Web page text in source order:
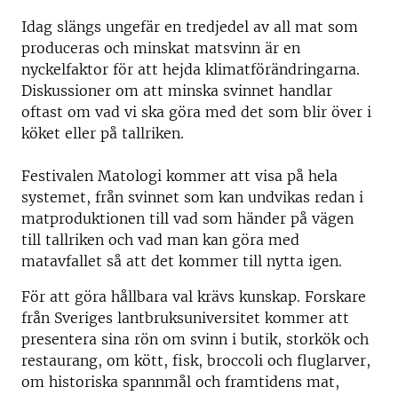
Idag slängs ungefär en tredjedel av all mat som
produceras och minskat matsvinn är en
nyckelfaktor för att hejda klimatförändringarna.
Diskussioner om att minska svinnet handlar
oftast om vad vi ska göra med det som blir över i
köket eller på tallriken.
Festivalen Matologi kommer att visa på hela
systemet, från svinnet som kan undvikas redan i
matproduktionen till vad som händer på vägen
till tallriken och vad man kan göra med
matavfallet så att det kommer till nytta igen.
För att göra hållbara val krävs kunskap. Forskare
från Sveriges lantbruksuniversitet kommer att
presentera sina rön om svinn i butik, storkök och
restaurang, om kött, fisk, broccoli och fluglarver,
om historiska spannmål och framtidens mat,